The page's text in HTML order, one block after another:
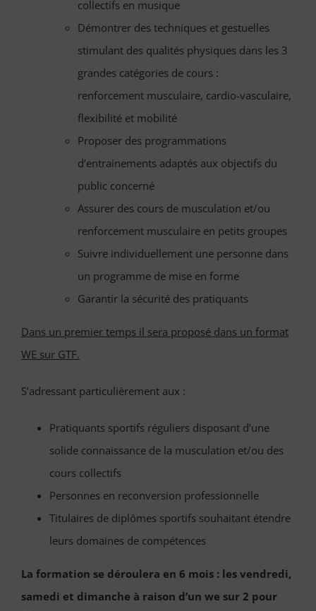
collectifs en musique
Démontrer des techniques et gestuelles
stimulant des qualités physiques dans les 3
grandes catégories de cours :
renforcement musculaire, cardio-vasculaire,
flexibilité et mobilité
Proposer des programmations
d’entrainements adaptés aux objectifs du
public concerné
Assurer des cours de musculation et/ou
renforcement musculaire en petits groupes
Suivre individuellement une personne dans
un programme de mise en forme
Garantir la sécurité des pratiquants
Dans un premier temps il sera proposé dans un format
WE sur GTF.
S’adressant particulièrement aux :
Pratiquants sportifs réguliers disposant d’une
solide connaissance de la musculation et/ou des
cours collectifs
Personnes en reconversion professionnelle
Titulaires de diplômes sportifs souhaitant étendre
leurs domaines de compétences
La formation se déroulera en 6 mois : les vendredi,
samedi et dimanche à raison d’un we sur 2 pour